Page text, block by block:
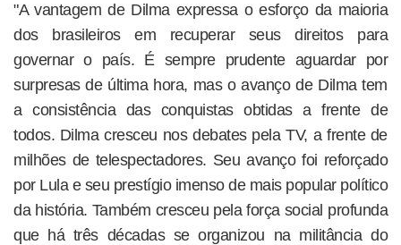
"A vantagem de Dilma expressa o esforço da maioria
dos brasileiros em recuperar seus direitos para
governar o país. É sempre prudente aguardar por
surpresas de última hora, mas o avanço de Dilma tem
a consistência das conquistas obtidas a frente de
todos. Dilma cresceu nos debates pela TV, a frente de
milhões de telespectadores. Seu avanço foi reforçado
por Lula e seu prestígio imenso de mais popular político
da história. Também cresceu pela força social profunda
que há três décadas se organizou na militância do